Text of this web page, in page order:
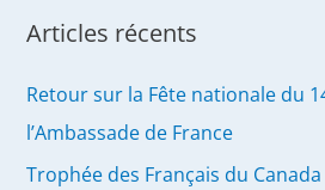
Articles récents
Retour sur la Fête nationale du
l’Ambassade de France
Trophée des Français du